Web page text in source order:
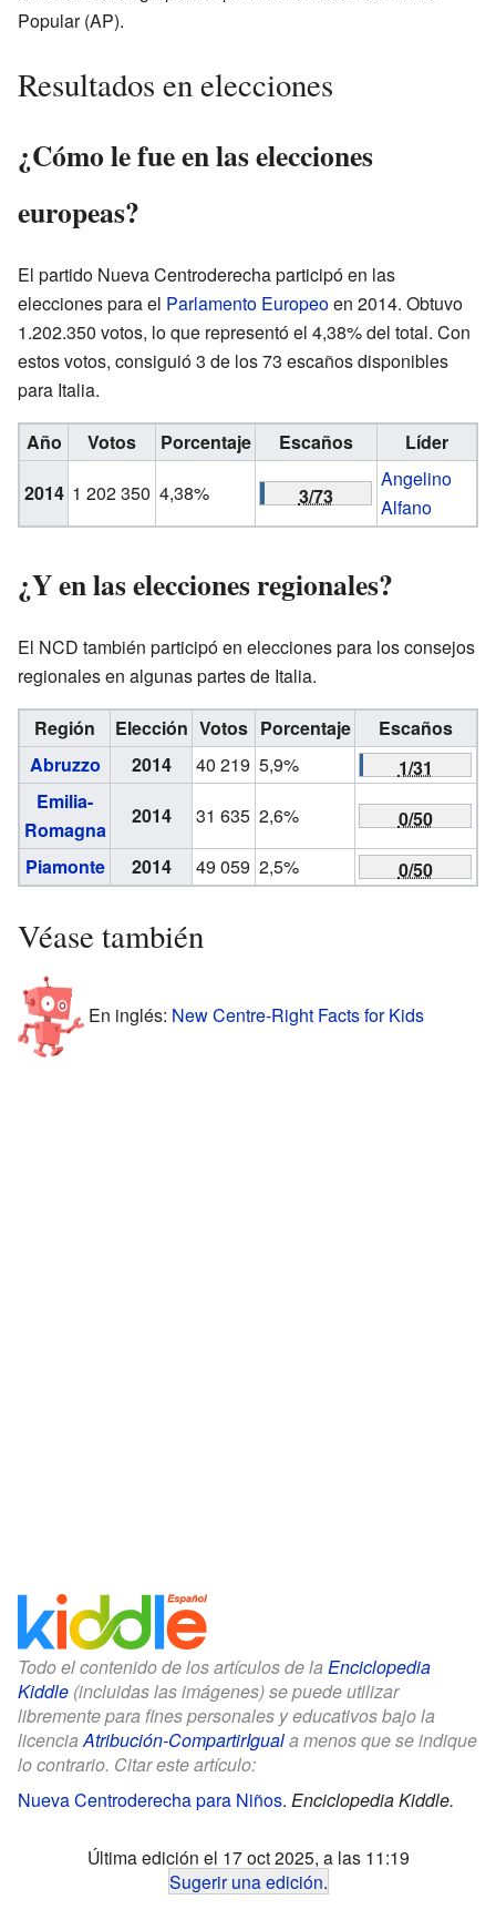
Popular (AP).
Resultados en elecciones
¿Cómo le fue en las elecciones
europeas?
El partido Nueva Centroderecha participó en las
elecciones para el Parlamento Europeoen 2014. Obtuvo
1.202.350 votos, lo que representó el 4,38% del total. Con
estos votos, consiguió 3 de los 73 escaños disponibles
para Italia.
Año Votos Porcentaje Escaños
Líder
2014 1 202 350 4,38% 3/73
Angelino
Alfano
¿Y en las elecciones regionales?
El NCD también participó en elecciones para los consejos
regionales en algunas partes de Italia.
Región Elección Votos Porcentaje
Escaños
Abruzzo
2014 40 219 5,9%
1/31
Emilia-
Romagna
2014 31 635 2,6%
0/50
Piamonte
2014 49 059 2,5% 0/50
Véase también
En inglés: New Centre-Right Facts for Kids
Todo el contenido de los artículos de la Enciclopedia
Kiddle (incluidas las imágenes) se puede utilizar
libremente para fines personales y educativos bajo la
licenciaAtribución-CompartirIguala menos que se indique
lo contrario. Citar este artículo:
Nueva Centroderecha para Niños. Enciclopedia Kiddle.
Última edición el 17 oct 2025, a las 11:19
Sugerir una edición.